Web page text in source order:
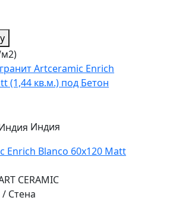
м2)
Индия
Enrich Blanco 60x120 Matt
CERAMIC
Стена